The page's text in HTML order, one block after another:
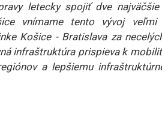
letecky spojiť dve
vnímame tento vývoj veľmi
Košice - Bratislava za
infraštruktúra prispieva k
a lepšiemu